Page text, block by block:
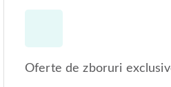
Oferte de zboruri